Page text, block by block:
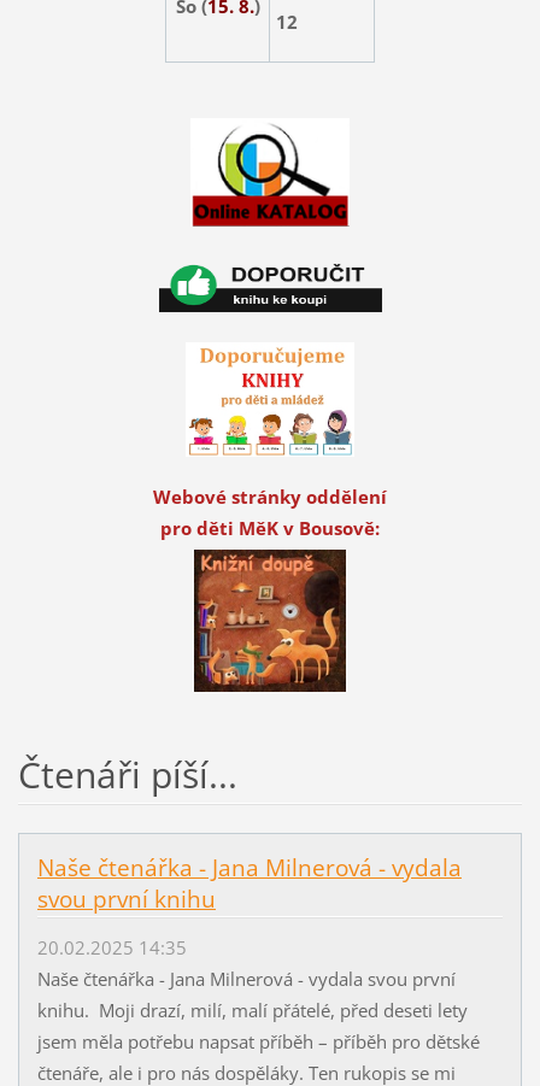
So (15. 8.)
12
Webové stránky oddělení
pro děti MěK v Bousově:
Čtenáři píší...
Naše čtenářka - Jana Milnerová - vydala
svou první knihu
20.02.2025 14:35
Naše čtenářka - Jana Milnerová - vydala svou první
knihu. Moji drazí, milí, malí přátelé, před deseti lety
jsem měla potřebu napsat příběh – příběh pro dětské
čtenáře, ale i pro nás dospěláky. Ten rukopis se mi